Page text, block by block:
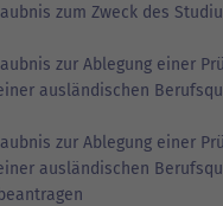
zum Zweck des
zur Ablegung einer
ausländischen
zur Ablegung einer
ausländischen